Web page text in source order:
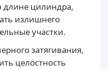
длине цилиндра,
излишнего
участки.
затягивания,
целостность